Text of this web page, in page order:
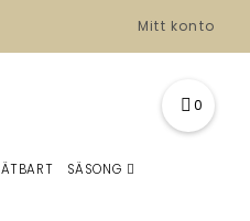
Mitt konto
0
ÄTBART
SÄSONG